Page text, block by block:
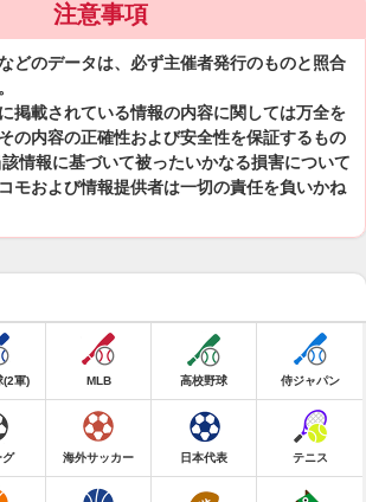
注意事項
どのデータは、必ず主催者発行のものと照合
掲載されている情報の内容に関しては万全を
の内容の正確性および安全性を保証するもの
情報に基づいて被ったいかなる損害について
モおよび情報提供者は一切の責任を負いかね
(2軍) MLB 高校野球 侍ジャパン
グ 海外サッカー 日本代表 テニス